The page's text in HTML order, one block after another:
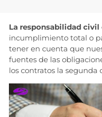
La responsabilidad
incumplimiento total o
tener en cuenta que
fuentes de las
los contratos la segunda